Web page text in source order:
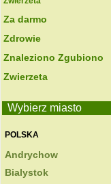
Za darmo
Zdrowie
Znaleziono Zgubiono
Zwierzeta
Wybierz miasto
POLSKA
Andrychow
Bialystok